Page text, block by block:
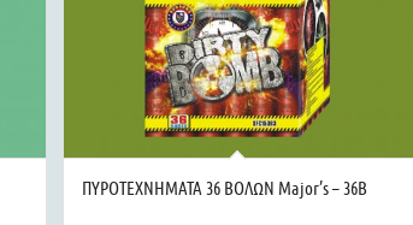
ΠΥΡΟΤΕΧΝΗΜΑΤΑ 36 ΒΟΛΩΝ Major’s – 36B